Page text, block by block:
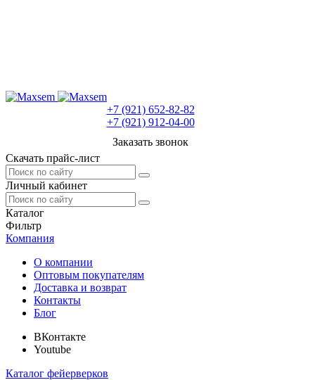
+7 (921) 652-82-82
+7 (921) 912-04-00
Заказать звонок
Скачать прайс-лист
Личный кабинет
Каталог
Фильтр
Компания
О компании
Оптовым покупателям
Доставка и возврат
Контакты
Блог
ВКонтакте
Youtube
Каталог фейерверков